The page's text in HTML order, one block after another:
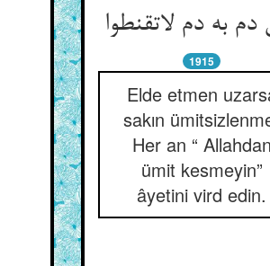
1915
Elde etmen
sakın
Her an “ Allahdan
ümit kesmeyin”
âyetini vird edin.